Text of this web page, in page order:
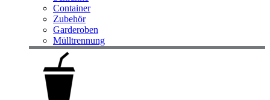
Container
Zubehör
Garderoben
Mülltrennung